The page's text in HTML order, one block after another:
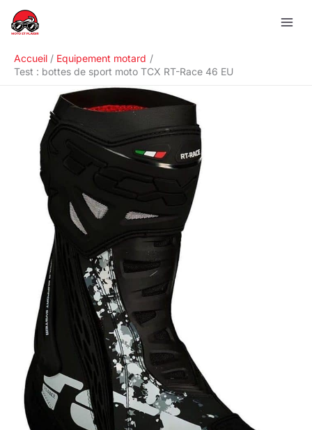
Accueil
Equipement motard
Test : bottes de sport moto TCX RT-Race 46 EU
R
e
h